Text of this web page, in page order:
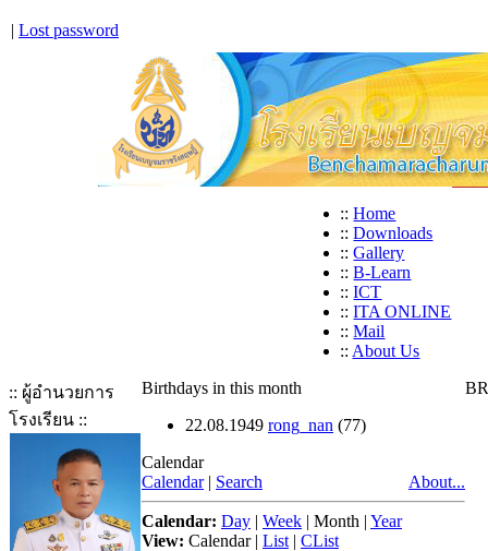
| Lost password
:: Home
:: Downloads
:: Gallery
:: B-Learn
:: ICT
:: ITA ONLINE
:: Mail
:: About Us
:: ผู้อำนวยการ
โรงเรียน ::
Birthdays in this month
22.08.1949 rong_nan (77)
Calendar
Calendar | Search About...
Calendar: Day | Week | Month | Year
View: Calendar| List | CList